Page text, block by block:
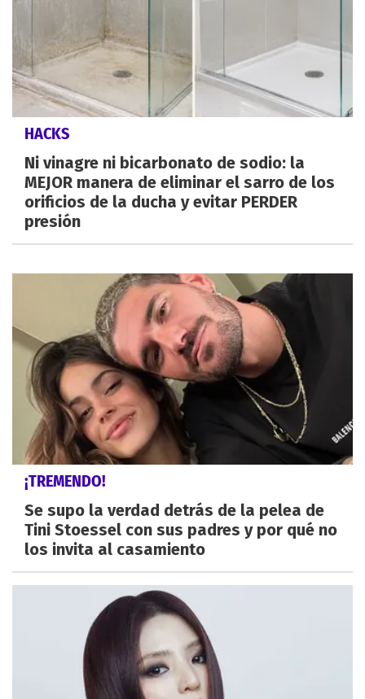
HACKS
Ni vinagre ni bicarbonato de sodio: la
MEJOR manera de eliminar el sarro de los
orificios de la ducha y evitar PERDER
presión
¡TREMENDO!
Se supo la verdad detrás de la pelea de
Tini Stoessel con sus padres y por qué no
los invita al casamiento